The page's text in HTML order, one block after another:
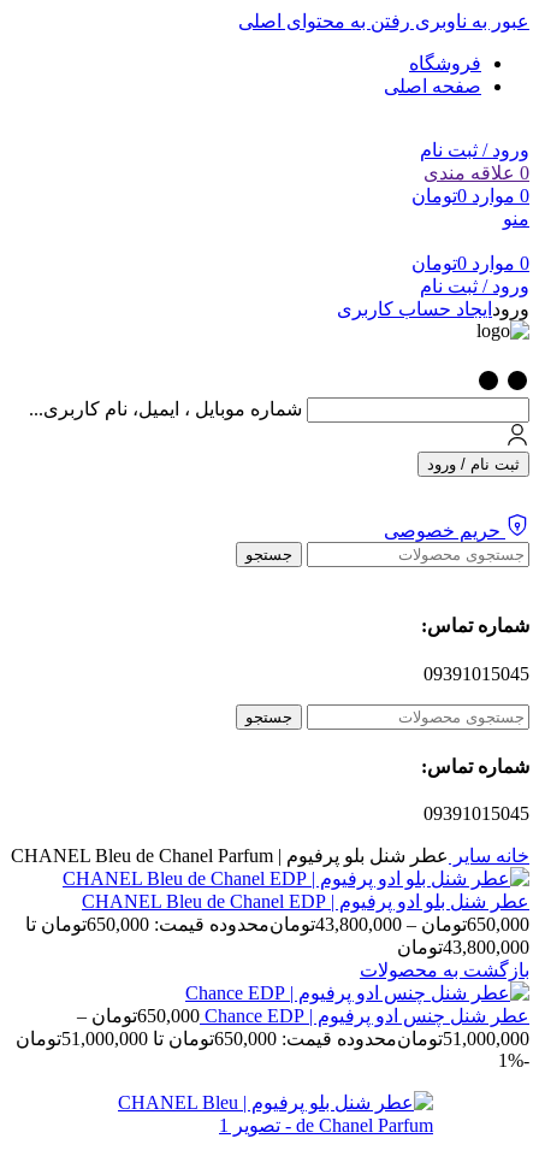
عبور به ناوبری رفتن به محتوای اصلی
فروشگاه
صفحه اصلی
ورود / ثبت نام
0 علاقه مندی
0 موارد 0تومان
منو
0 موارد 0تومان
ورود / ثبت نام
ورود ایجاد حساب کاربری
شماره موبایل ، ایمیل، نام کاربری...
ثبت نام / ورود
حریم خصوصی
جستجو
شماره تماس:
09391015045
جستجو
شماره تماس:
09391015045
خانه سایر عطر شنل بلو پرفیوم | CHANEL Bleu de Chanel Parfum
عطر شنل بلو ادو پرفیوم | CHANEL Bleu de Chanel EDP
650,000تومان –
43,800,000تومان
محدوده قیمت: 650,000تومان تا
43,800,000تومان
بازگشت به محصولات
عطر شنل چنس ادو پرفیوم | Chance EDP 650,000تومان –
51,000,000تومانمحدوده قیمت: 650,000تومان تا 51,000,000تومان
-1%